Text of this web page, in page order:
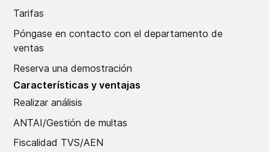
Tarifas
Póngase en contacto con el departamento de
ventas
Reserva una demostración
Características y ventajas
Realizar análisis
ANTAI/Gestión de multas
Fiscalidad TVS/AEN